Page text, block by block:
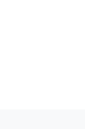
MET NAC